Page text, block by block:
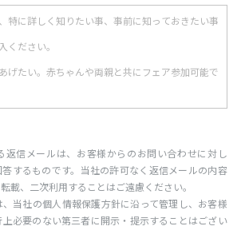
信メールは、お客様からのお問い合わせに対し
するものです。当社の許可なく返信メールの内容
載、二次利用することはご遠慮ください。
当社の個人情報保護方針に沿って管理し、お客様
必要のない第三者に開示・提示することはござい